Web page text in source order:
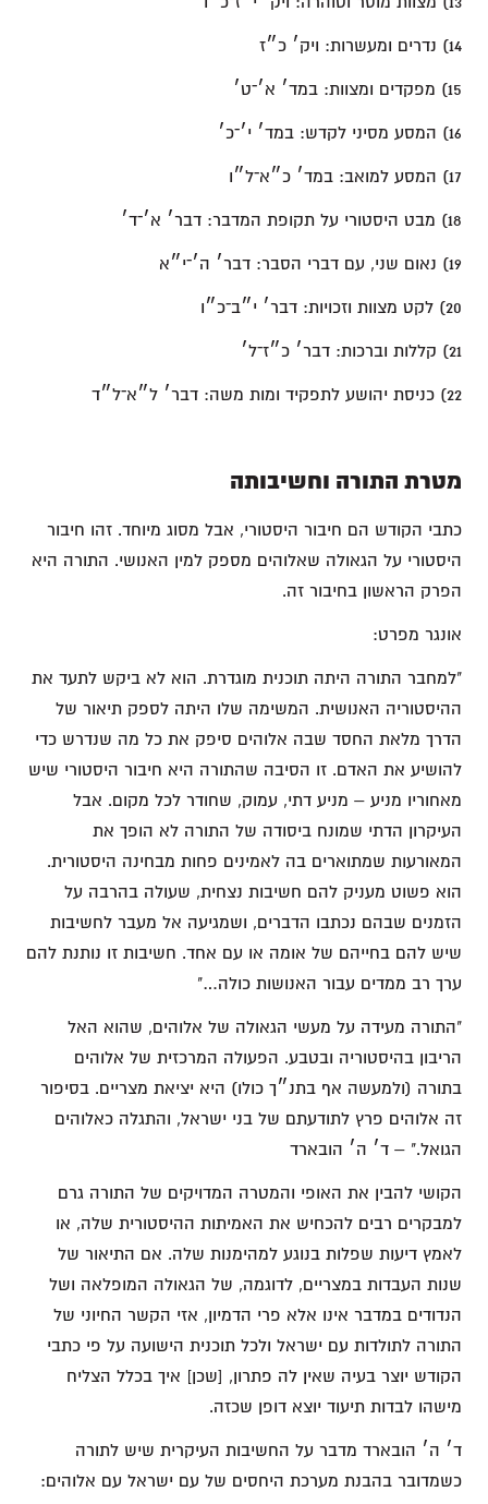
14) נדרים ומעשרות: ויק׳ כ״ז
15) מפקדים ומצוות: במד׳ א׳־ט׳
16) המסע מסיני לקדש: במד׳ י׳־כ׳
17) המסע למואב: במד׳ כ״א־ל״ו
18) מבט היסטורי על תקופת המדבר: דבר׳ א׳־ד׳
19) נאום שני, עם דברי הסבר: דבר׳ ה׳־י״א
20) לקט מצוות וזכויות: דבר׳ י״ב־כ״ו
21) קללות וברכות: דבר׳ כ״ז־ל׳
22) כניסת יהושע לתפקיד ומות משה: דבר׳ ל״א־ל״ד
מטרת התורה וחשיבותה
כתבי הקודש הם חיבור היסטורי, אבל מסוג מיוחד. זהו חיבור
היסטורי על הגאולה שאלוהים מספק למין האנושי. התורה היא
הפרק הראשון בחיבור זה.
אונגר מפרט:
"למחבר התורה היתה תוכנית מוגדרת. הוא לא ביקש לתעד את
ההיסטוריה האנושית. המשימה שלו היתה לספק תיאור של
הדרך מלאת החסד שבה אלוהים סיפק את כל מה שנדרש כדי
להושיע את האדם. זו הסיבה שהתורה היא חיבור היסטורי שיש
מאחוריו מניע – מניע דתי, עמוק, שחודר לכל מקום. אבל
העיקרון הדתי שמונח ביסודה של התורה לא הופך את
המאורעות שמתוארים בה לאמינים פחות מבחינה היסטורית.
הוא פשוט מעניק להם חשיבות נצחית, שעולה בהרבה על
הזמנים שבהם נכתבו הדברים, ושמגיעה אל מעבר לחשיבות
שיש להם בחייהם של אומה או עם אחד. חשיבות זו נותנת להם
ערך רב ממדים עבור האנושות כולה…"
"התורה מעידה על מעשי הגאולה של אלוהים, שהוא האל
הריבון בהיסטוריה ובטבע. הפעולה המרכזית של אלוהים
בתורה (ולמעשה אף בתנ״ך כולו) היא יציאת מצריים. בסיפור
זה אלוהים פרץ לתודעתם של בני ישראל, והתגלה כאלוהים
הגואל." – ד׳ ה׳ הובארד
הקושי להבין את האופי והמטרה המדויקים של התורה גרם
למבקרים רבים להכחיש את האמיתות ההיסטורית שלה, או
לאמץ דיעות שפלות בנוגע למהימנות שלה. אם התיאור של
שנות העבדות במצריים, לדוגמה, של הגאולה המופלאה ושל
הנדודים במדבר אינו אלא פרי הדמיון, אזי הקשר החיוני של
התורה לתולדות עם ישראל ולכל תוכנית הישועה על פי כתבי
הקודש יוצר בעיה שאין לה פתרון, [שכן] איך בכלל הצליח
מישהו לבדות תיעוד יוצא דופן שכזה.
ד׳ ה׳ הובארד מדבר על החשיבות העיקרית שיש לתורה
כשמדובר בהבנת מערכת היחסים של עם ישראל עם אלוהים: